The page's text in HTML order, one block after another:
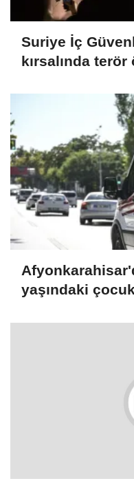
Suriye İç
kırsalında
yaşındaki